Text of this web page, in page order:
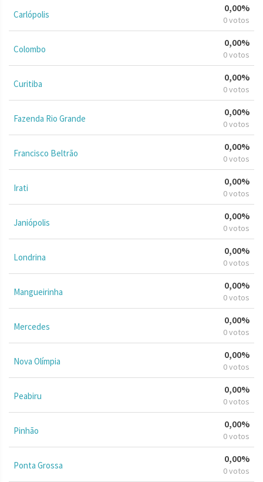
Carlópolis
0,00%
0 votos
Colombo
0,00%
0 votos
Curitiba
0,00%
0 votos
Fazenda Rio Grande
0,00%
0 votos
Francisco Beltrão
0,00%
0 votos
Irati
0,00%
0 votos
Janiópolis
0,00%
0 votos
Londrina
0,00%
0 votos
Mangueirinha
0,00%
0 votos
Mercedes
0,00%
0 votos
Nova Olímpia
0,00%
0 votos
Peabiru
0,00%
0 votos
Pinhão
0,00%
0 votos
Ponta Grossa
0,00%
0 votos